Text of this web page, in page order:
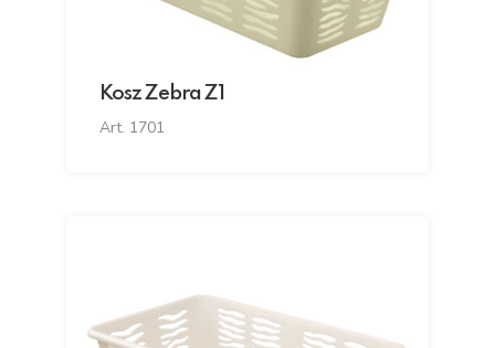
Kosz Zebra Z1
Art. 1701